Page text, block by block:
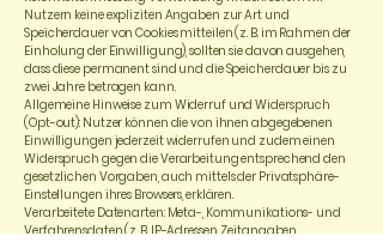
Nutzern keine expliziten Angaben zur Art und
Speicherdauer von Cookies mitteilen (z. B. im Rahmen der
Einholung der Einwilligung), sollten sie davon ausgehen,
dass diese permanent sind und die Speicherdauer bis zu
zwei Jahre betragen kann.
Allgemeine Hinweise zum Widerruf und Widerspruch
(Opt-out): Nutzer können die von ihnen abgegebenen
Einwilligungen jederzeit widerrufen und zudem einen
Widerspruch gegen die Verarbeitung entsprechend den
gesetzlichen Vorgaben, auch mittels der Privatsphäre-
Einstellungen ihres Browsers, erklären.
Verarbeitete Datenarten: Meta-, Kommunikations- und
Verfahrensdaten (z. B. IP-Adressen, Zeitangaben,